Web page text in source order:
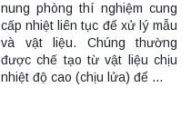
nung phòng thí nghiệm cung
cấp nhiệt liên tục để xử lý mẫu
và vật liệu. Chúng thường
được chế tạo từ vật liệu chịu
nhiệt độ cao (chịu lửa) để …